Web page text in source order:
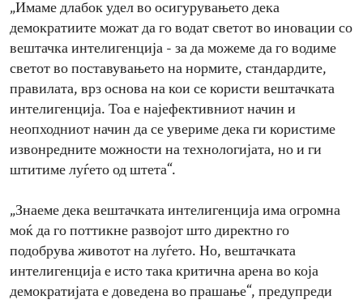
„Имаме длабок удел во осигурувањето дека
демократиите можат да го водат светот во иновации со
вештачка интелигенција - за да можеме да го водиме
светот во поставувањето на нормите, стандардите,
правилата, врз основа на кои се користи вештачката
интелигенција. Тоа е најефективниот начин и
неопходниот начин да се увериме дека ги користиме
извонредните можности на технологијата, но и ги
штитиме луѓето од штета“.
„Знаеме дека вештачката интелигенција има огромна
моќ да го поттикне развојот што директно го
подобрува животот на луѓето. Но, вештачката
интелигенција е исто така критична арена во која
демократијата е доведена во прашање“, предупреди